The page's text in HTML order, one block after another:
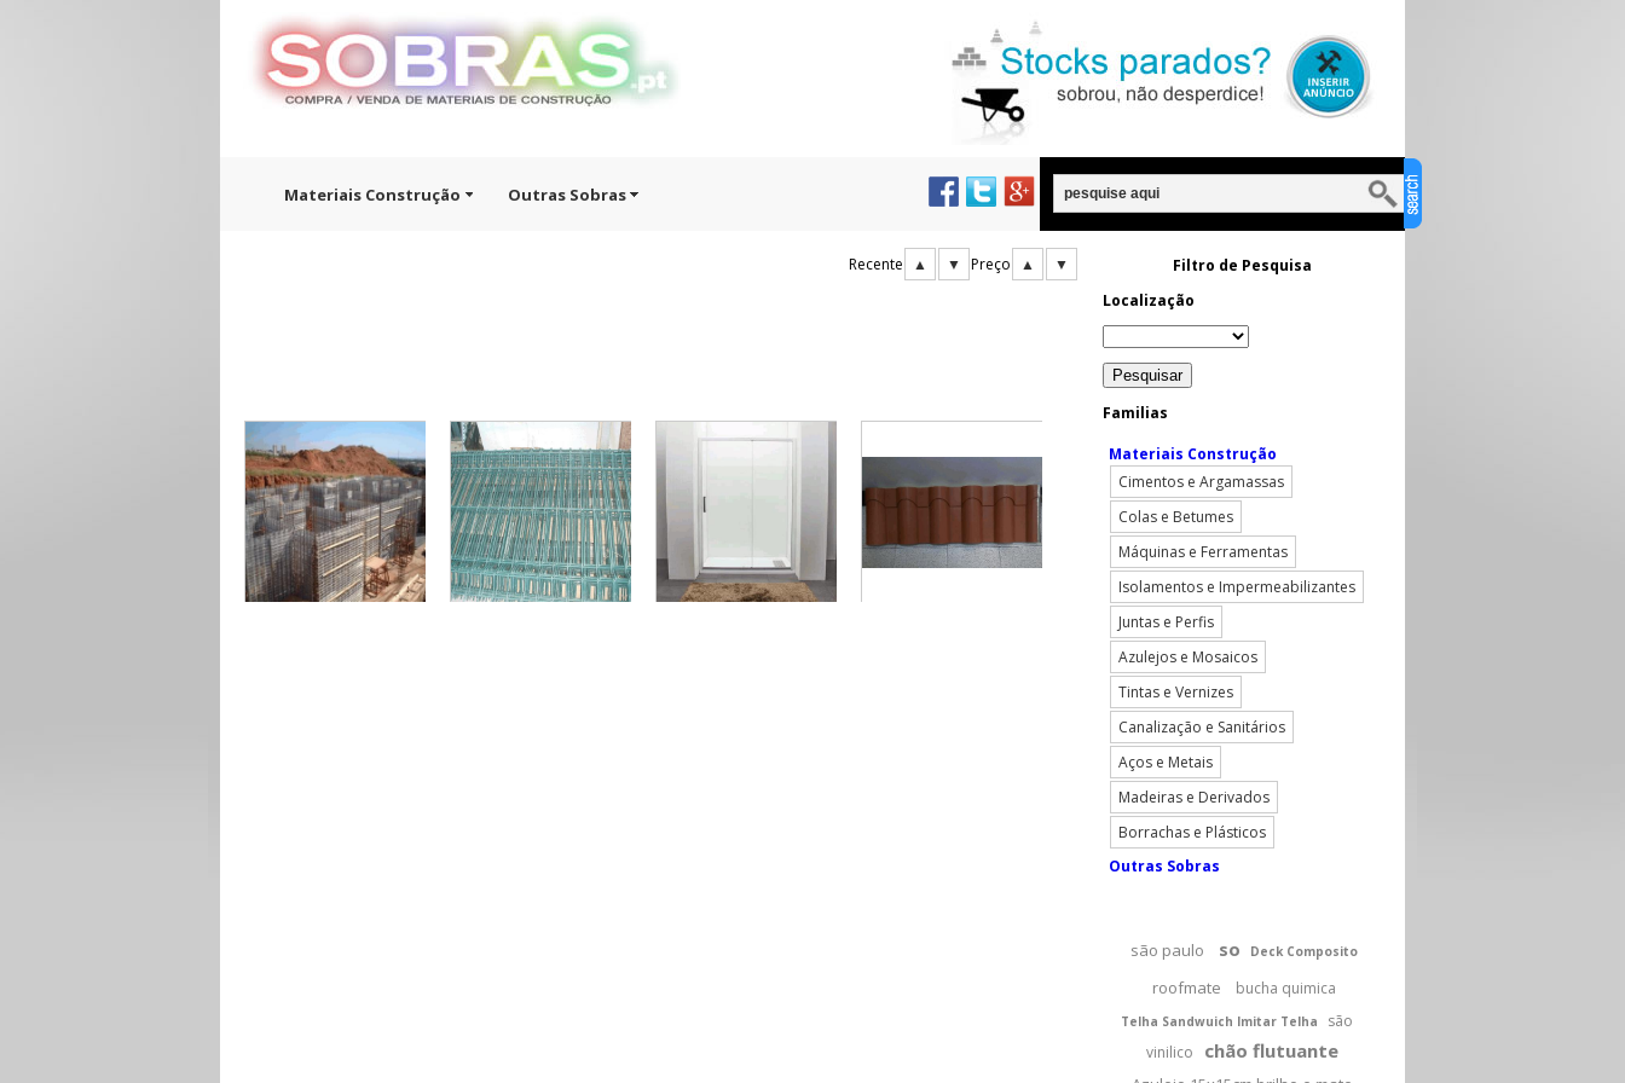
Materiais Construção Outras Sobras
Recente ▲ ▼ Preço ▲ ▼
Filtro de Pesquisa
Localização
Familias
Materiais Construção
Cimentos e Argamassas
Colas e Betumes
Máquinas e Ferramentas
Isolamentos e Impermeabilizantes
Juntas e Perfis
Azulejos e Mosaicos
Tintas e Vernizes
Canalização e Sanitários
Aços e Metais
Madeiras e Derivados
Borrachas e Plásticos
Outras Sobras
são paulo so Deck Composito
roofmate bucha quimica
Telha Sandwuich Imitar Telha
são
vinilico
chão flutuante